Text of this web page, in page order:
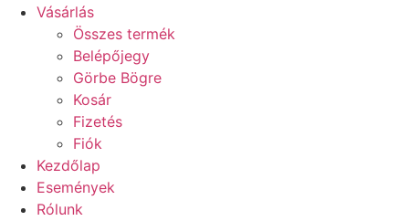
Vásárlás
Összes termék
Belépőjegy
Görbe Bögre
Kosár
Fizetés
Fiók
Kezdőlap
Események
Rólunk